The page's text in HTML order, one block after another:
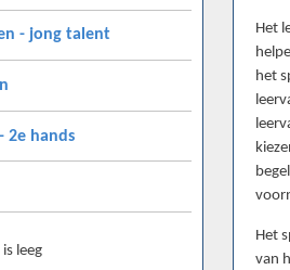
Het
het
Het
van
- jong talent
2e hands
leeg